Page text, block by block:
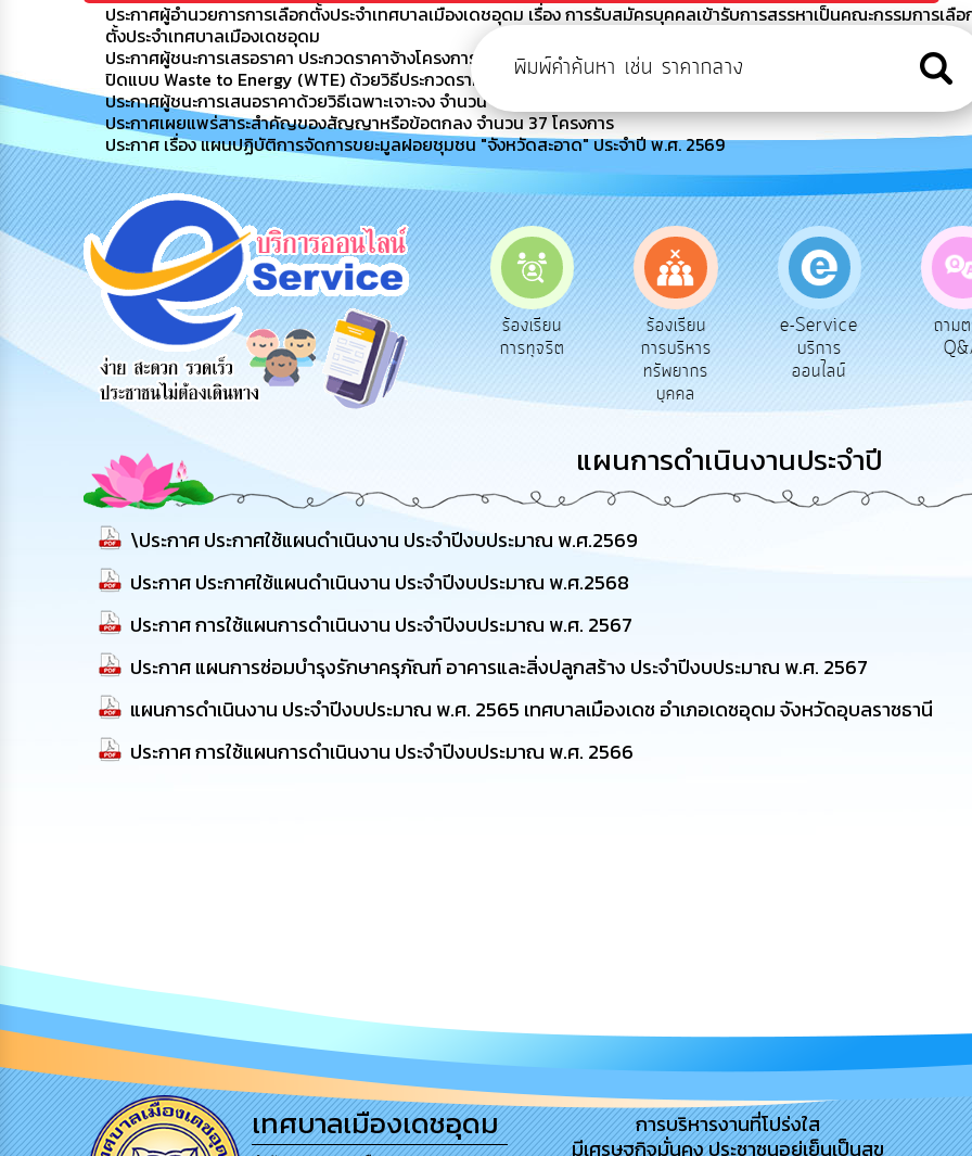
ประกาศผู้อำนวยการการเลือกตั้งประจำเทศบาลเมืองเดชอุดม เรื่อง การรับสมัครบุคคลเข้ารับการสรรหาเป็นคณะกรรมการเลือ
ตั้งประจำเทศบาลเมืองเดชอุดม
ประกาศผู้ชนะการเสรอราคา ประกวดราคาจ้างโครงการบริหารจัดการขยะมูลฝอยชุมชนโดยการแปรรูปเป็นพลังงานไฟฟ้าระบบ
ปิดแบบ Waste to Energy (WTE) ด้วยวิธีประกวดราคาอิเล็กทรอนิกส์ (e-bidding) (เลขที่โครงการ : 670391
ประกาศผู้ชนะการเสนอราคาด้วยวิธีเฉพาะเจาะจง จำนวน 44 โครงการ
ประกาศเผยแพร่สาระสำคัญของสัญญาหรือข้อตกลง จำนวน 37 โครงการ
ประกาศ เรื่อง แผนปฏิบัติการจัดการขยะมูลฝอยชุมชน "จังหวัดสะอาด" ประจำปี พ.ศ. 2569
สายด่วนผู้
บริหาร
รับฟังความ
คิดเห็น
ประชาชน
ร้องเรียน
ร้องทุกข์
ร้องเรียน
การทุจริต
ร้องเรียน
การบริหาร
ทรัพยากร
บุคคล
e-Service
บริการ
ออนไลน์
ถาม
แผนการดำเนินงานประจำปี
\ประกาศ ประกาศใช้แผนดำเนินงาน ประจำปีงบประมาณ พ.ศ.2569
ประกาศ ประกาศใช้แผนดำเนินงาน ประจำปีงบประมาณ พ.ศ.2568
ประกาศ การใช้แผนการดำเนินงาน ประจำปีงบประมาณ พ.ศ. 2567
ประกาศ แผนการซ่อมบำรุงรักษาครุภัณฑ์ อาคารและสิ่งปลูกสร้าง ประจำปีงบประมาณ พ.ศ. 2567
แผนการดำเนินงาน ประจำปีงบประมาณ พ.ศ. 2565 เทศบาลเมืองเดช อำเภอเดชอุดม จังหวัดอุบลราชธานี
ประกาศ การใช้แผนการดำเนินงาน ประจำปีงบประมาณ พ.ศ. 2566
เทศบาลเมืองเดชอุดม
การบริหารงานที่โปร่งใส
มีเศรษฐกิจมั่นคง ประชาชนอยู่เย็นเป็นสุข